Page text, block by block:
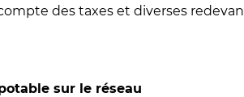
des taxes et diverses
sur le réseau